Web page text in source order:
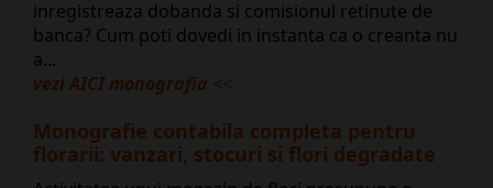
inregistreaza dobanda si comisionul retinute de
banca? Cum poti dovedi in instanta ca o creanta nu
a...
vezi AICI monografia <<
Monografie contabila completa pentru
florarii: vanzari, stocuri si flori degradate